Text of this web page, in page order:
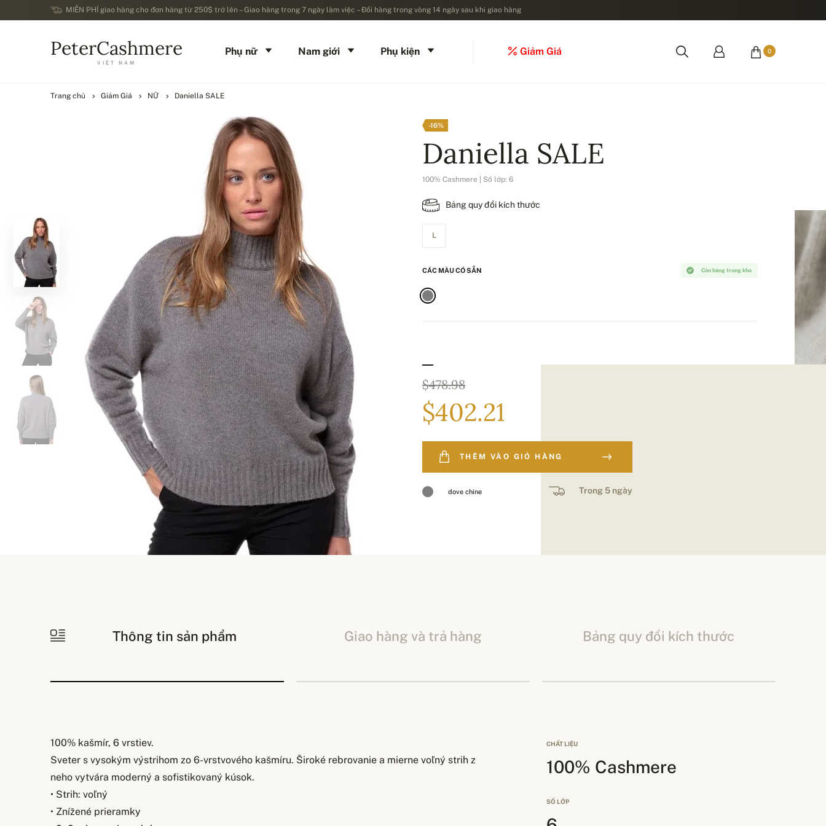
MIỄN PHÍ giao hàng cho đơn hàng từ 250$ trở lên – Giao hàng trong 7 ngày làm việc – Đổi hàng trong vòng 14 ngày sau khi giao hàng
PeterCashmere
VIỆT NAM
Phụ nữ Nam giới Phụ kiện Giảm Giá 0
Trang chủ Giảm Giá NỮ Daniella SALE
-16%
Daniella SALE
100% Cashmere | Số lớp: 6
Bảng quy đổi kích thước
L
Còn hàng trong kho
CÁC MÀU CÓ SẴN
$478.98
$402.21
THÊM VÀO GIỎ HÀNG
dove chine Trong 5 ngày
Thông tin sản phẩm Giao hàng và trả hàng Bảng quy đổi kích thước
100% kašmír, 6 vrstiev.
Sveter s vysokým výstrihom zo 6-vrstvového kašmíru. Široké rebrovanie a mierne voľný strih z
neho vytvára moderný a sofistikovaný kúsok.
• Strih: voľný
• Znížené prieramky
CHẤT LIỆU
100% Cashmere
SỐ LỚP